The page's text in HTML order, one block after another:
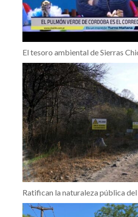
El tesoro ambiental de Sierras
Ratifican la naturaleza pública